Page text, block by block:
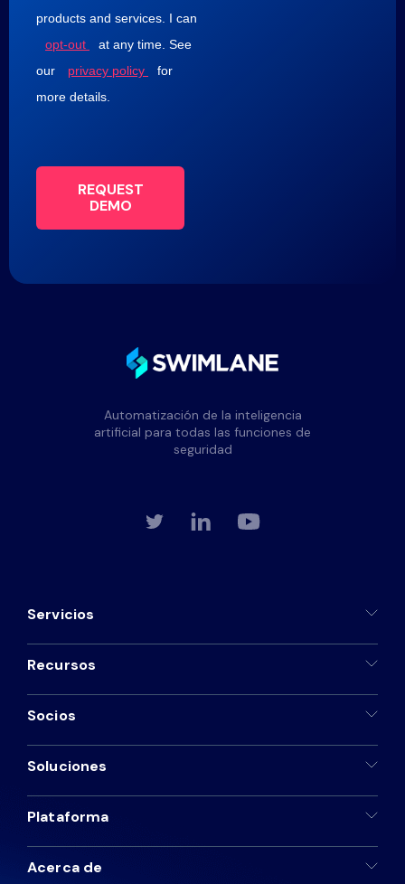
products and services. I can
opt-out
at any time. See
our
privacy policy
for
more details.
REQUEST
DEMO
Automatización de la inteligencia
artificial para todas las funciones de
seguridad
Servicios
Recursos
Socios
Soluciones
Plataforma
Acerca de